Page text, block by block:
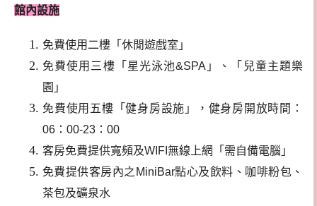
館內設施
免費使用二樓「休閒遊戲室」
免費使用三樓「星光泳池&SPA」、「兒童主題樂
園」
免費使用五樓「健身房設施」，健身房開放時間：
06：00-23：00
客房免費提供寬頻及WIFI無線上網「需自備電腦」
免費提供客房內之MiniBar點心及飲料、咖啡粉包、
茶包及礦泉水